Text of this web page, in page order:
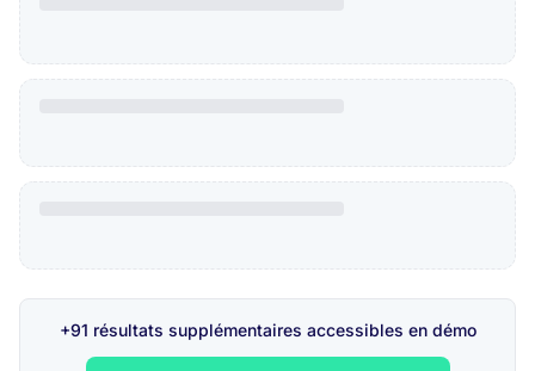
+91 résultats supplémentaires accessibles en démo